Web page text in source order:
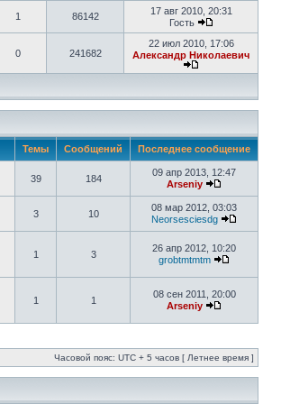
1 86142
17 авг 2010, 20:31
Гость
0 241682
22 июл 2010, 17:06
Александр Николаевич
Темы Сообщений Последнее сообщение
39 184
09 апр 2013, 12:47
Arseniy
3 10
08 мар 2012, 03:03
Neorsesciesdg
1 3
26 апр 2012, 10:20
grobtmtmtm
1 1
08 сен 2011, 20:00
Arseniy
Часовой пояс: UTC + 5 часов [ Летнее время ]